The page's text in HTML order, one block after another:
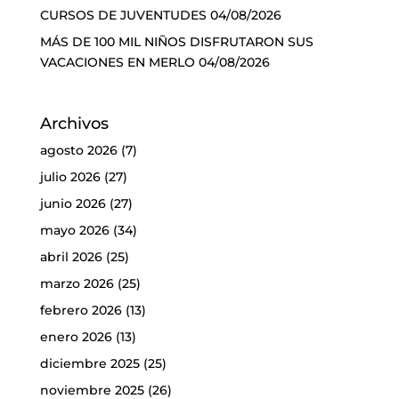
CURSOS DE JUVENTUDES 04/08/2026
MÁS DE 100 MIL NIÑOS DISFRUTARON SUS
VACACIONES EN MERLO 04/08/2026
Archivos
agosto 2026(7)
julio 2026(27)
junio 2026(27)
mayo 2026(34)
abril 2026(25)
marzo 2026(25)
febrero 2026(13)
enero 2026(13)
diciembre 2025(25)
noviembre 2025(26)